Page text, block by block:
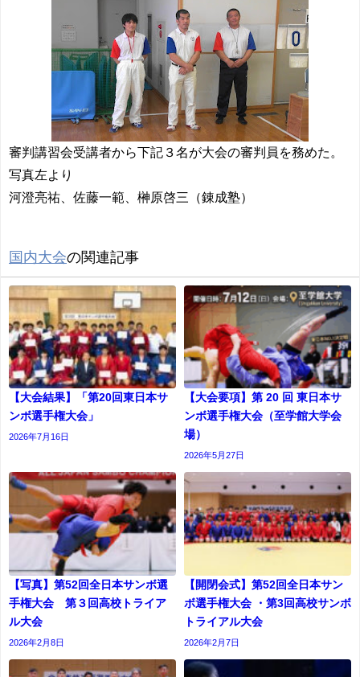
審判講習会受講者から下記３名が大会の審判員を務めた。
写真左より
河澄亮祐、佐藤一範、榊原啓三（錬成塾）
国内大会の関連記事
【大会結果】「第20回東日本サ
ンボ選手権大会」
2026年7月16日
【大会要項】第 20 回 東日本サ
ンボ選手権大会（至学館大学会
場）
2026年5月27日
【写真】第52回全日本サンボ選
手権大会 第３回高校トライア
ル大会
2026年2月8日
【開閉会式】第52回全日本サン
ボ選手権大会 ・第3回高校サンボ
トライアル大会
2026年2月7日